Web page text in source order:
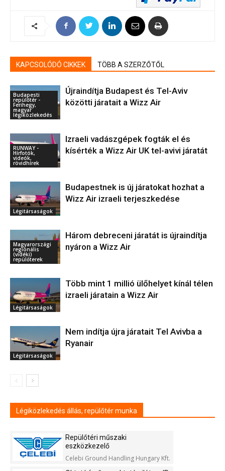
KAPCSOLÓDÓ CIKKEK TÖBB A SZERZŐTŐL
Budapesti
repülőtér -
Ferihegy,
magyar
légiközlekedés
Újraindítja Budapest és Tel-Aviv
közötti járatait a Wizz Air
RUNWAY -
Hírfotók,
videók,
rövidhírek
Izraeli vadászgépek fogták el és
kísérték a Wizz Air UK tel-avivi járatát
Légitársaságok
Budapestnek is új járatokat hozhat a
Wizz Air izraeli terjeszkedése
Magyarországi
regionális
(vidéki)
repülőterek
Három debreceni járatát is újraindítja
nyáron a Wizz Air
Légitársaságok
Több mint 1 millió ülőhelyet kínál télen
izraeli járatain a Wizz Air
Légitársaságok
Nem indítja újra járatait Tel Avivba a
Ryanair
Légiközlekedés állás, repülőtér munka
Repülőtéri műszaki
eszközkezelő
Celebi Ground Handling Hungary Kft.